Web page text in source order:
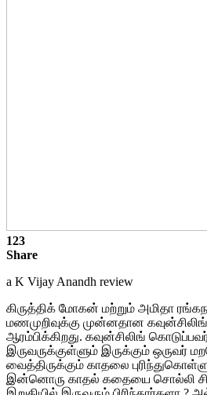
123
Share
a K Vijay Anandh review
கிருத்திக் மோகன் மற்றும் அமிதா
மணமுறிவுக்கு முன்னதான
ஆரம்பிக்கிறது. கவுன்சிலிங்
இருவருக்குள்ளும் இருக்கும் ஒருவர்
வைத்திருக்கும் காதலை
இன்னொரு காதல் கதையை சொல்லி